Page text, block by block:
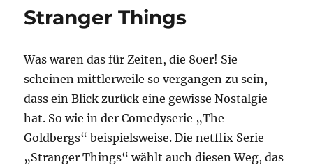
Stranger Things
Was waren das für Zeiten, die 80er! Sie
scheinen mittlerweile so vergangen zu sein,
dass ein Blick zurück eine gewisse Nostalgie
hat. So wie in der Comedyserie „The
Goldbergs“ beispielsweise. Die netflix Serie
„Stranger Things“ wählt auch diesen Weg, das